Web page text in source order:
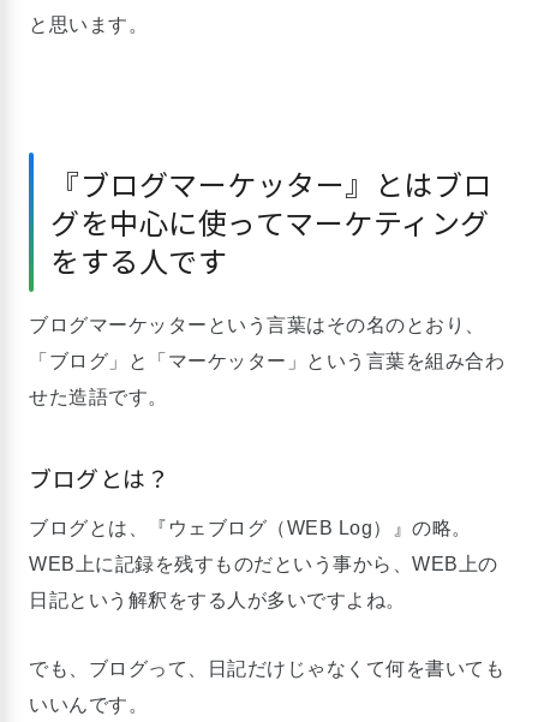
と思います。
『ブログマーケッター』とはブロ
グを中心に使ってマーケティング
をする人です
ブログマーケッターという言葉はその名のとおり、
「ブログ」と「マーケッター」という言葉を組み合わ
せた造語です。
ブログとは？
ブログとは、『ウェブログ（WEB Log）』の略。
WEB上に記録を残すものだという事から、WEB上の
日記という解釈をする人が多いですよね。
でも、ブログって、日記だけじゃなくて何を書いても
いいんです。